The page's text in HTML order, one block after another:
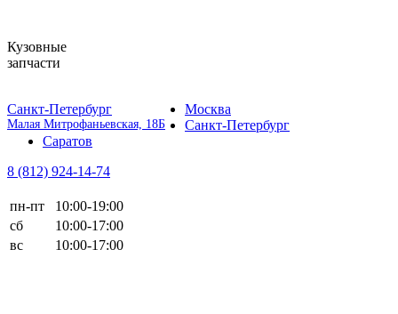
Кузовные
запчасти
Санкт-Петербург
Малая Митрофаньевская, 18Б
Москва
Санкт-Петербург
Саратов
8 (812) 924-14-74
пн-пт
10:00-19:00
сб
10:00-17:00
вс
10:00-17:00